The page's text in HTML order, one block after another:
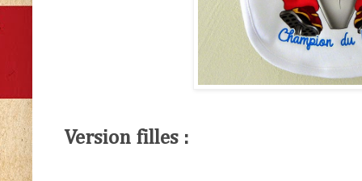
Version filles :